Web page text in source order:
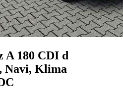
A 180 CDI d
Navi, Klima